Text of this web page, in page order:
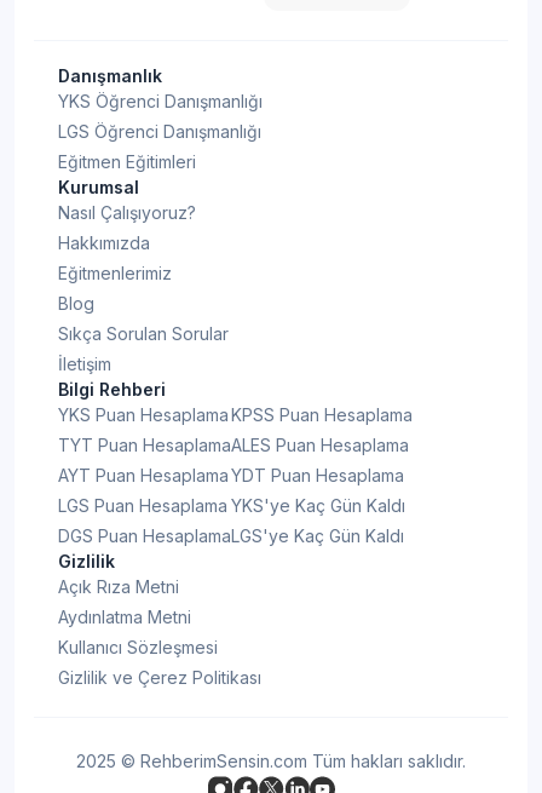
Danışmanlık
YKS Öğrenci Danışmanlığı
LGS Öğrenci Danışmanlığı
Eğitmen Eğitimleri
Kurumsal
Nasıl Çalışıyoruz?
Hakkımızda
Eğitmenlerimiz
Blog
Sıkça Sorulan Sorular
İletişim
Bilgi Rehberi
YKS Puan Hesaplama
TYT Puan Hesaplama
AYT Puan Hesaplama
LGS Puan Hesaplama
DGS Puan Hesaplama
KPSS Puan Hesaplama
ALES Puan Hesaplama
YDT Puan Hesaplama
YKS'ye Kaç Gün Kaldı
LGS'ye Kaç Gün Kaldı
Gizlilik
Açık Rıza Metni
Aydınlatma Metni
Kullanıcı Sözleşmesi
Gizlilik ve Çerez Politikası
2025 © RehberimSensin.com Tüm hakları saklıdır.